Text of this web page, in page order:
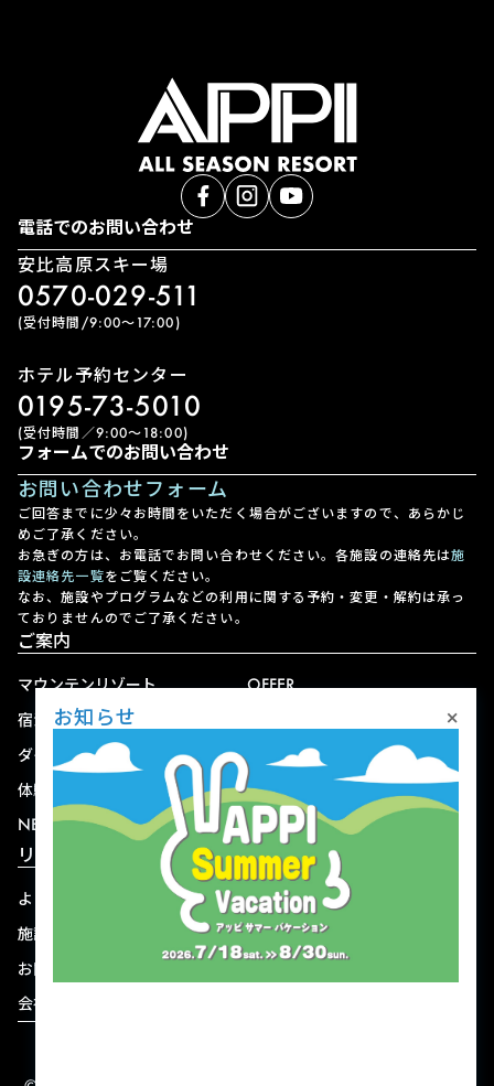
電話でのお問い合わせ
安比高原スキー場
0570-029-511
(受付時間/9:00〜17:00)
ホテル予約センター
0195-73-5010
(受付時間／9:00〜18:00)
フォームでのお問い合わせ
お問い合わせフォーム
ご回答までに少々お時間をいただく場合がございますので、あらかじ
めご了承ください。
お急ぎの方は、お電話でお問い合わせください。各施設の連絡先は施
設連絡先一覧をご覧ください。
なお、施設やプログラムなどの利用に関する予約・変更・解約は承っ
ておりませんのでご了承ください。
ご案内
マウンテンリゾート
宿泊
ダイニング
体験
NEWS
OFFER
ショップ
リゾート情報
よくある質問
施設連絡先一覧
お問い合わせ
会社概要
関連施設
資料ダウンロード
お知らせ ×